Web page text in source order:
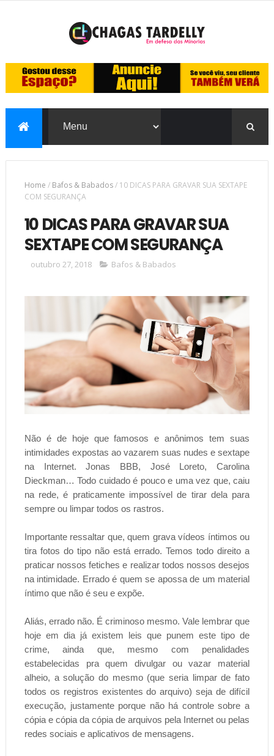
Home / Bafos & Babados/ 10 DICAS PARA GRAVAR SUA SEXTAPE
COM SEGURANÇA
10 DICAS PARA GRAVAR SUA
SEXTAPE COM SEGURANÇA
outubro 27, 2018 Bafos & Babados
Não é de hoje que famosos e anônimos tem suas
intimidades expostas ao vazarem suas nudes e sextape
na Internet.Jonas BBB, José Loreto, Carolina
Dieckman… Todo cuidado é pouco e uma vez que, caiu
na rede, é praticamente impossível de tirar dela para
sempre ou limpar todos os rastros.
Importante ressaltar que, quem grava vídeos íntimos ou
tira fotos do tipo não está errado. Temos todo direito a
praticar nossos fetiches e realizar todos nossos desejos
na intimidade. Errado é quem se apossa de um material
íntimo que não é seu e expõe.
Aliás, errado não. É criminoso mesmo. Vale lembrar que
hoje em dia já existem leis que punem este tipo de
crime, ainda que, mesmo com penalidades
estabelecidas pra quem divulgar ou vazar material
alheio, a solução do mesmo (que seria limpar de fato
todos os registros existentes do arquivo) seja de difícil
execução, justamente porque não há controle sobre a
cópia e cópia da cópia de arquivos pela Internet ou pelas
redes sociais e aplicativos de mensagens.